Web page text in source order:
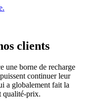
clients
une borne de recharge
continuer leur
a globalement fait la
qualité-prix.